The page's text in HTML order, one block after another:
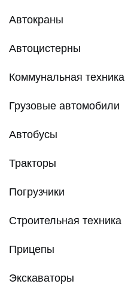
Автокраны
Автоцистерны
Коммунальная техника
Грузовые автомобили
Автобусы
Тракторы
Погрузчики
Строительная техника
Прицепы
Экскаваторы